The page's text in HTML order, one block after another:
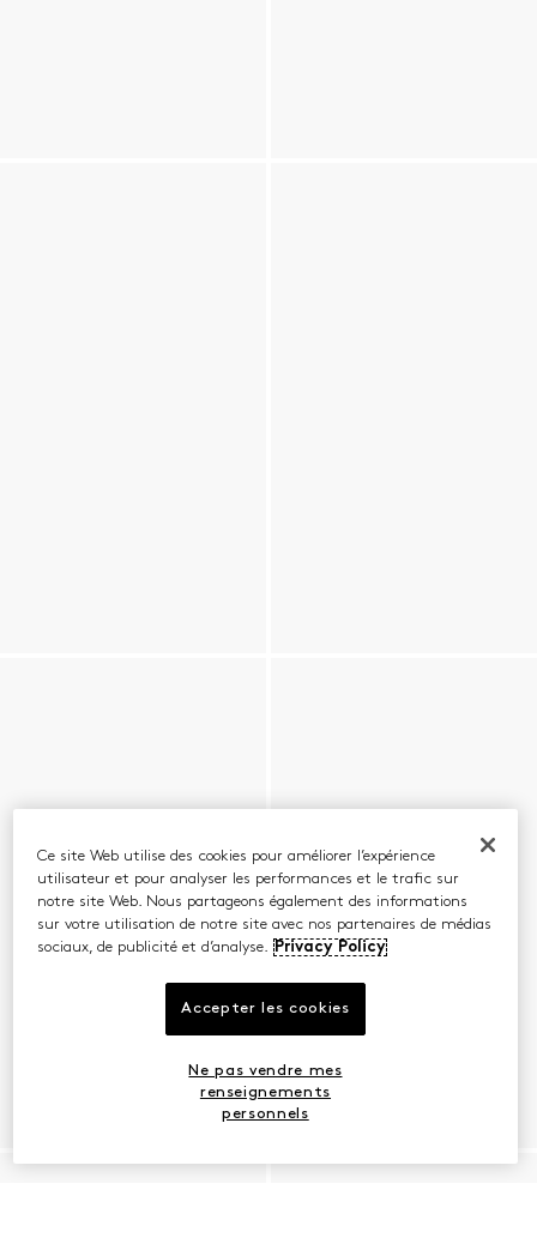
Ce site Web utilise des cookies pour améliorer l’expérience
utilisateur et pour analyser les performances et le trafic sur
notre site Web. Nous partageons également des informations
sur votre utilisation de notre site avec nos partenaires de médias
sociaux, de publicité et d’analyse. Privacy Policy
Accepter les cookies
Ne pas vendre mes
renseignements
personnels